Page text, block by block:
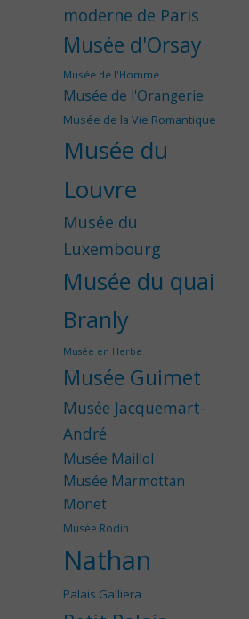
moderne de Paris
Musée d'Orsay
Musée de l'Homme
Musée de l'Orangerie
Musée de la Vie Romantique
Musée du
Louvre
Musée du
Luxembourg
Musée du quai
Branly
Musée en Herbe
Musée Guimet
Musée Jacquemart-
André
Musée Maillol
Musée Marmottan
Monet
Musée Rodin
Nathan
Palais Galliera